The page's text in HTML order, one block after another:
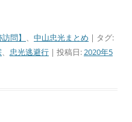
訪問】 中山忠光まとめ | タグ:
忠光逃避行 | 投稿日: 2020年5